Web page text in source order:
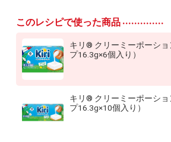
このレシピで使った商品
キリ® クリーミーポーシ
プ16.3g×6個入り）
キリ® クリーミーポーシ
プ16.3g×10個入り）